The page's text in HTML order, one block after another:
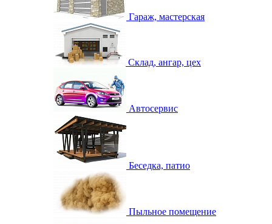
Гараж, мастерская
Склад, ангар, цех
Автосервис
Беседка, патио
Пыльное помещение